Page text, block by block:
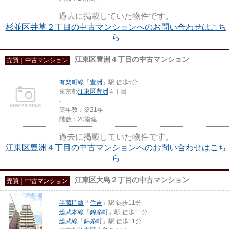
過去に掲載していた物件です。
杉並区井草２丁目の中古マンションへのお問い合わせはこち
ら
売買｜中古マンション 江東区豊洲４丁目の中古マンション
有楽町線 「豊洲 」駅 徒歩5分
東京都江東区豊洲 ４丁目
-
築年数：築21年
階数：20階建
過去に掲載していた物件です。
江東区豊洲４丁目の中古マンションへのお問い合わせはこち
ら
売買｜中古マンション 江東区大島２丁目の中古マンション
半蔵門線 「住吉 」駅 徒歩11分
総武本線 「錦糸町 」駅 徒歩11分
総武線 「錦糸町 」駅 徒歩11分